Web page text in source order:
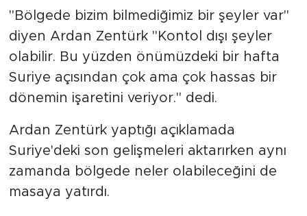
"Bölgede bizim bilmediğimiz bir şeyler var"
diyen Ardan Zentürk "Kontol dışı şeyler
olabilir. Bu yüzden önümüzdeki bir hafta
Suriye açısından çok ama çok hassas bir
dönemin işaretini veriyor." dedi.
Ardan Zentürk yaptığı açıklamada
Suriye'deki son gelişmeleri aktarırken aynı
zamanda bölgede neler olabileceğini de
masaya yatırdı.
VİDEOLAR
ALINTI YAZARLAR
SOSYAL MEDYA